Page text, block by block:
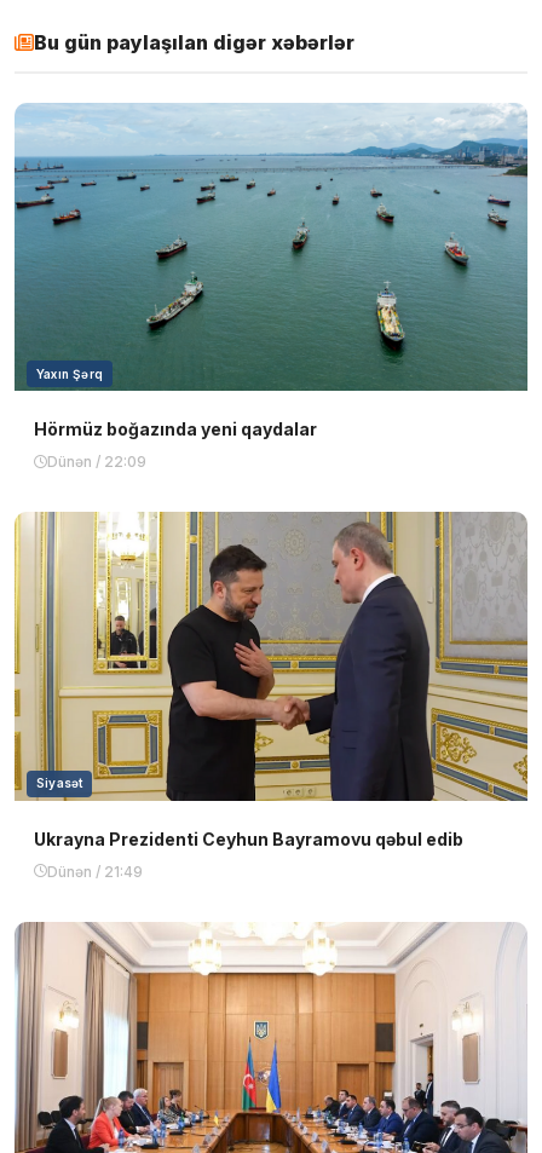
Bu gün paylaşılan digər xəbərlər
Yaxın Şərq
Hörmüz boğazında yeni qaydalar
Dünən / 22:09
Siyasət
Ukrayna Prezidenti Ceyhun Bayramovu qəbul edib
Dünən / 21:49